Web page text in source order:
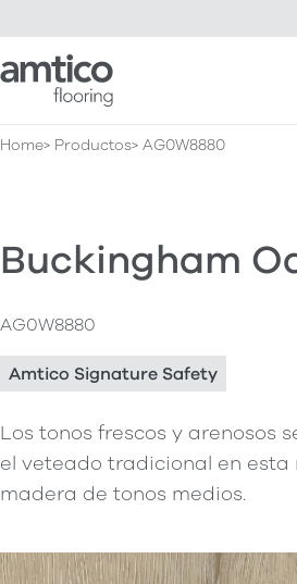
Amtico Flooring
Home Productos AG0W8880
Buckingham
AG0W8880
Amtico Signature Safety
Los tonos frescos y arenosos
el veteado tradicional en esta
madera de tonos medios.